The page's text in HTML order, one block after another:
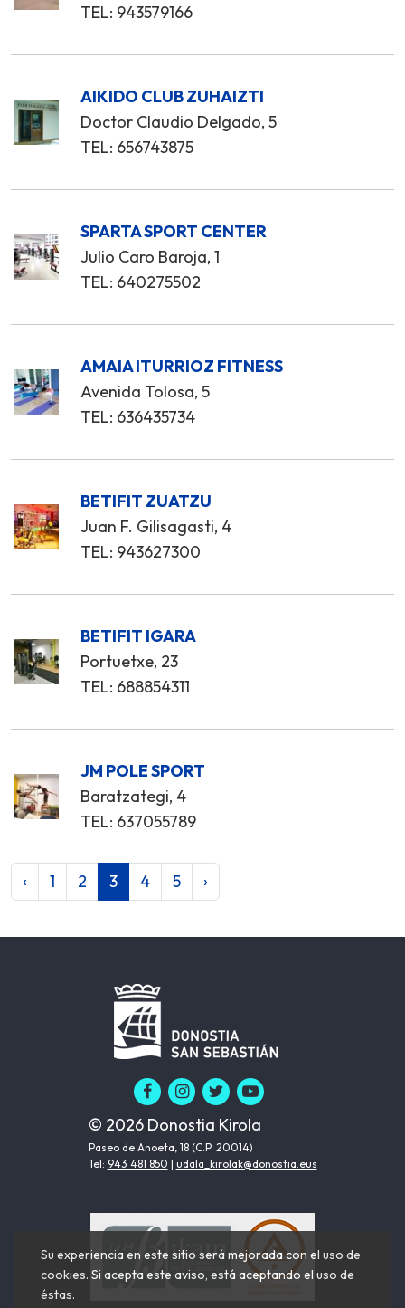
TEL: 943579166
AIKIDO CLUB ZUHAIZTI
Doctor Claudio Delgado, 5
TEL: 656743875
SPARTA SPORT CENTER
Julio Caro Baroja, 1
TEL: 640275502
AMAIA ITURRIOZ FITNESS
Avenida Tolosa, 5
TEL: 636435734
BETIFIT ZUATZU
Juan F. Gilisagasti, 4
TEL: 943627300
BETIFIT IGARA
Portuetxe, 23
TEL: 688854311
JM POLE SPORT
Baratzategi, 4
TEL: 637055789
‹ 1 2 3 4 5 ›
© 2026 Donostia Kirola
Paseo de Anoeta, 18 (C.P. 20014)
Tel: 943 481 850 | udala_kirolak@donostia.eus
Su experiencia en este sitio será mejorada con el uso de
cookies. Si acepta este aviso, está aceptando el uso de
éstas.